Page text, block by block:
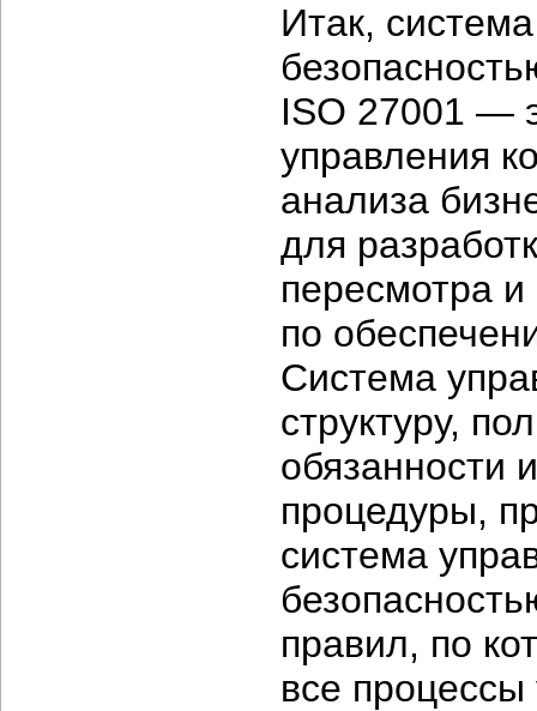
Итак,
ISO 27001 —
управления
анализа
для
пересмотра
по
Система
структуру,
обязанности
процедуры,
система
правил, по
все